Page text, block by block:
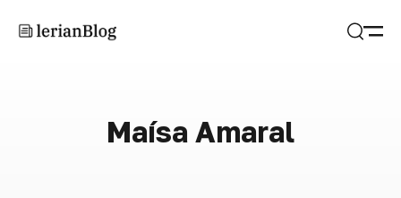
Maísa Amaral